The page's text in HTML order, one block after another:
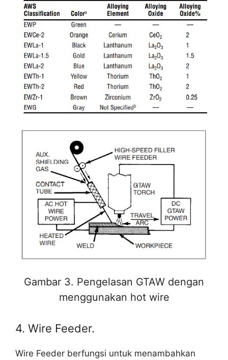
Gambar 3. Pengelasan GTAW dengan
menggunakan hot wire
4. Wire Feeder.
Wire Feeder berfungsi untuk menambahkan